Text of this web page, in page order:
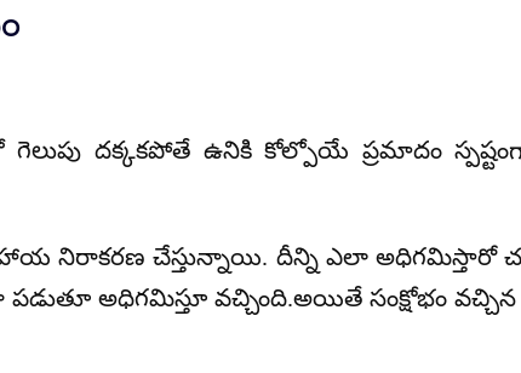
గెలుపు దక్కకపోతే ఉనికి కోల్పోయే ప్రమాదం
నిరాకరణ చేస్తున్నాయి. దీన్ని ఎలా అధిగమిస్తారో
అధిగమిస్తూ వచ్చింది.అయితే సంక్షోభం వచ్చిన